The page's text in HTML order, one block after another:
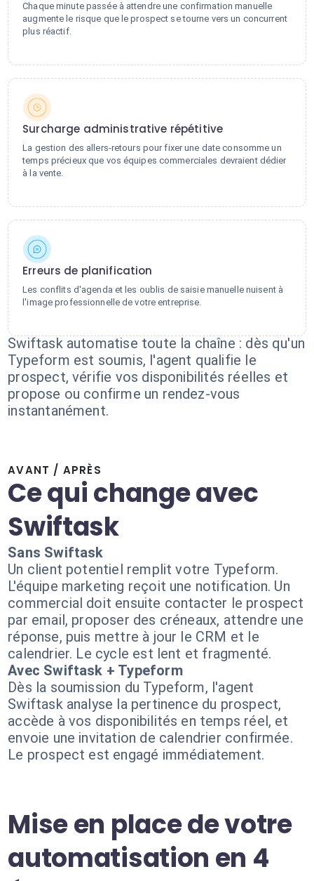
Chaque minute passée à attendre une confirmation manuelle
augmente le risque que le prospect se tourne vers un concurrent
plus réactif.
Surcharge administrative répétitive
La gestion des allers-retours pour fixer une date consomme un
temps précieux que vos équipes commerciales devraient dédier
à la vente.
Erreurs de planification
Les conflits d'agenda et les oublis de saisie manuelle nuisent à
l'image professionnelle de votre entreprise.
Swiftask automatise toute la chaîne : dès qu'un
Typeform est soumis, l'agent qualifie le
prospect, vérifie vos disponibilités réelles et
propose ou confirme un rendez-vous
instantanément.
AVANT / APRÈS
Ce qui change avec
Swiftask
Sans Swiftask
Un client potentiel remplit votre Typeform.
L'équipe marketing reçoit une notification. Un
commercial doit ensuite contacter le prospect
par email, proposer des créneaux, attendre une
réponse, puis mettre à jour le CRM et le
calendrier. Le cycle est lent et fragmenté.
Avec Swiftask + Typeform
Dès la soumission du Typeform, l'agent
Swiftask analyse la pertinence du prospect,
accède à vos disponibilités en temps réel, et
envoie une invitation de calendrier confirmée.
Le prospect est engagé immédiatement.
Mise en place de votre
automatisation en 4